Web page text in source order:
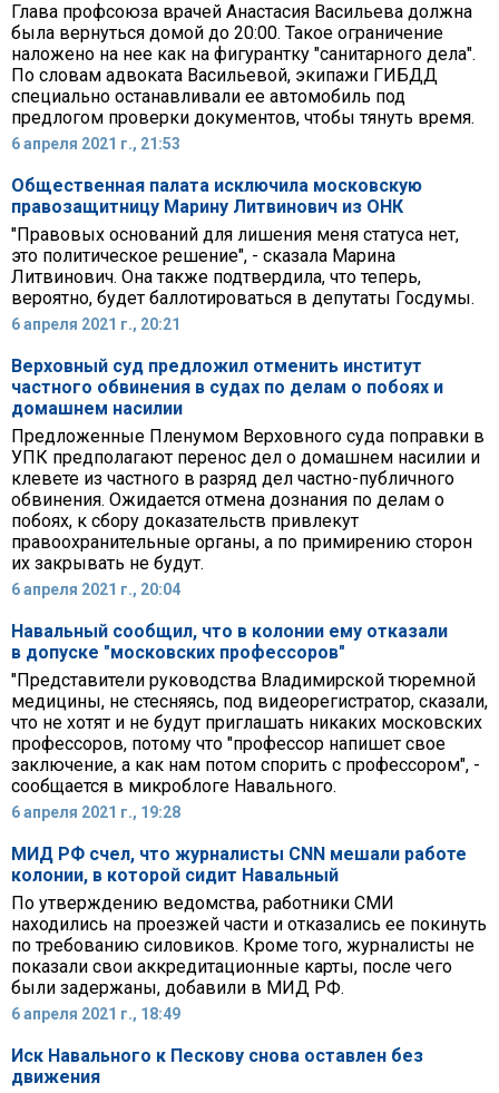
Глава профсоюза врачей Анастасия Васильева должна
была вернуться домой до 20:00. Такое ограничение
наложено на нее как на фигурантку "санитарного дела".
По словам адвоката Васильевой, экипажи ГИБДД
специально останавливали ее автомобиль под
предлогом проверки документов, чтобы тянуть время.
6 апреля 2021 г., 21:53
Общественная палата исключила московскую
правозащитницу Марину Литвинович из ОНК
"Правовых оснований для лишения меня статуса нет,
это политическое решение", - сказала Марина
Литвинович. Она также подтвердила, что теперь,
вероятно, будет баллотироваться в депутаты Госдумы.
6 апреля 2021 г., 20:21
Верховный суд предложил отменить институт
частного обвинения в судах по делам о побоях и
домашнем насилии
Предложенные Пленумом Верховного суда поправки в
УПК предполагают перенос дел о домашнем насилии и
клевете из частного в разряд дел частно-публичного
обвинения. Ожидается отмена дознания по делам о
побоях, к сбору доказательств привлекут
правоохранительные органы, а по примирению сторон
их закрывать не будут.
6 апреля 2021 г., 20:04
Навальный сообщил, что в колонии ему отказали
в допуске "московских профессоров"
"Представители руководства Владимирской тюремной
медицины, не стесняясь, под видеорегистратор, сказали,
что не хотят и не будут приглашать никаких московских
профессоров, потому что "профессор напишет свое
заключение, а как нам потом спорить с профессором", -
сообщается в микроблоге Навального.
6 апреля 2021 г., 19:28
МИД РФ счел, что журналисты CNN мешали работе
колонии, в которой сидит Навальный
По утверждению ведомства, работники СМИ
находились на проезжей части и отказались ее покинуть
по требованию силовиков. Кроме того, журналисты не
показали свои аккредитационные карты, после чего
были задержаны, добавили в МИД РФ.
6 апреля 2021 г., 18:49
Иск Навального к Пескову снова оставлен без
движения